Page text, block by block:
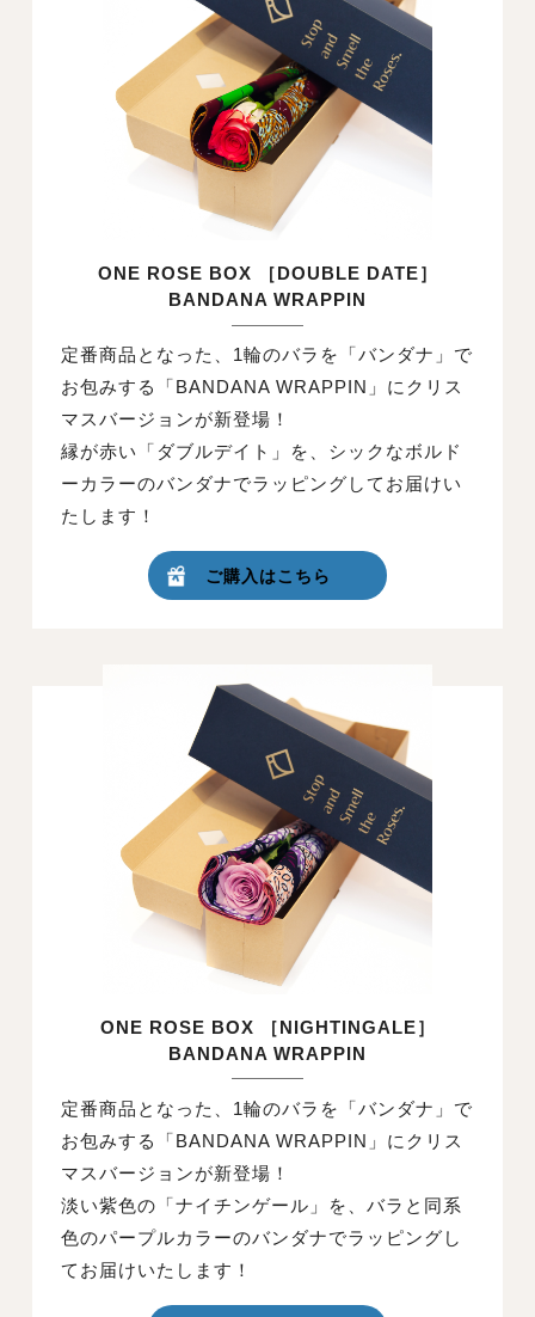
ONE ROSE BOX ［DOUBLE DATE］
BANDANA WRAPPIN
定番商品となった、1輪のバラを「バンダナ」で
お包みする「BANDANA WRAPPIN」にクリス
マスバージョンが新登場！
縁が赤い「ダブルデイト」を、シックなボルド
ーカラーのバンダナでラッピングしてお届けい
たします！
ご購入はこちら
ONE ROSE BOX ［NIGHTINGALE］
BANDANA WRAPPIN
定番商品となった、1輪のバラを「バンダナ」で
お包みする「BANDANA WRAPPIN」にクリス
マスバージョンが新登場！
淡い紫色の「ナイチンゲール」を、バラと同系
色のパープルカラーのバンダナでラッピングし
てお届けいたします！